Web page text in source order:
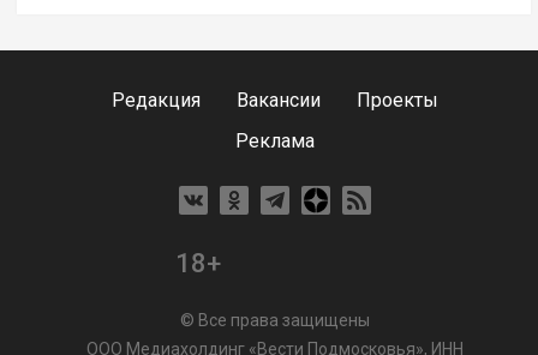
Редакция Вакансии
Проекты
Реклама
18+
© Все права защищены
ООО Медиахолдинг «Вести Подмосковья», ИНН